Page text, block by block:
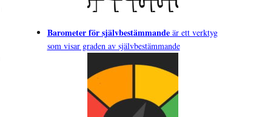
Barometer för självbestämmandeär ett verktyg
som visar graden av självbestämmande